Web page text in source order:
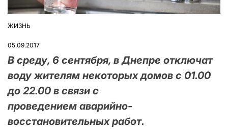
ОПУБЛІКУВАТИ
ЖИЗНЬ
05.09.2017
В среду, 6 сентября, в Днепре отключат
воду жителям некоторых домов с 01.00
до 22.00 в связи с
проведением аварийно-
восстановительных работ.